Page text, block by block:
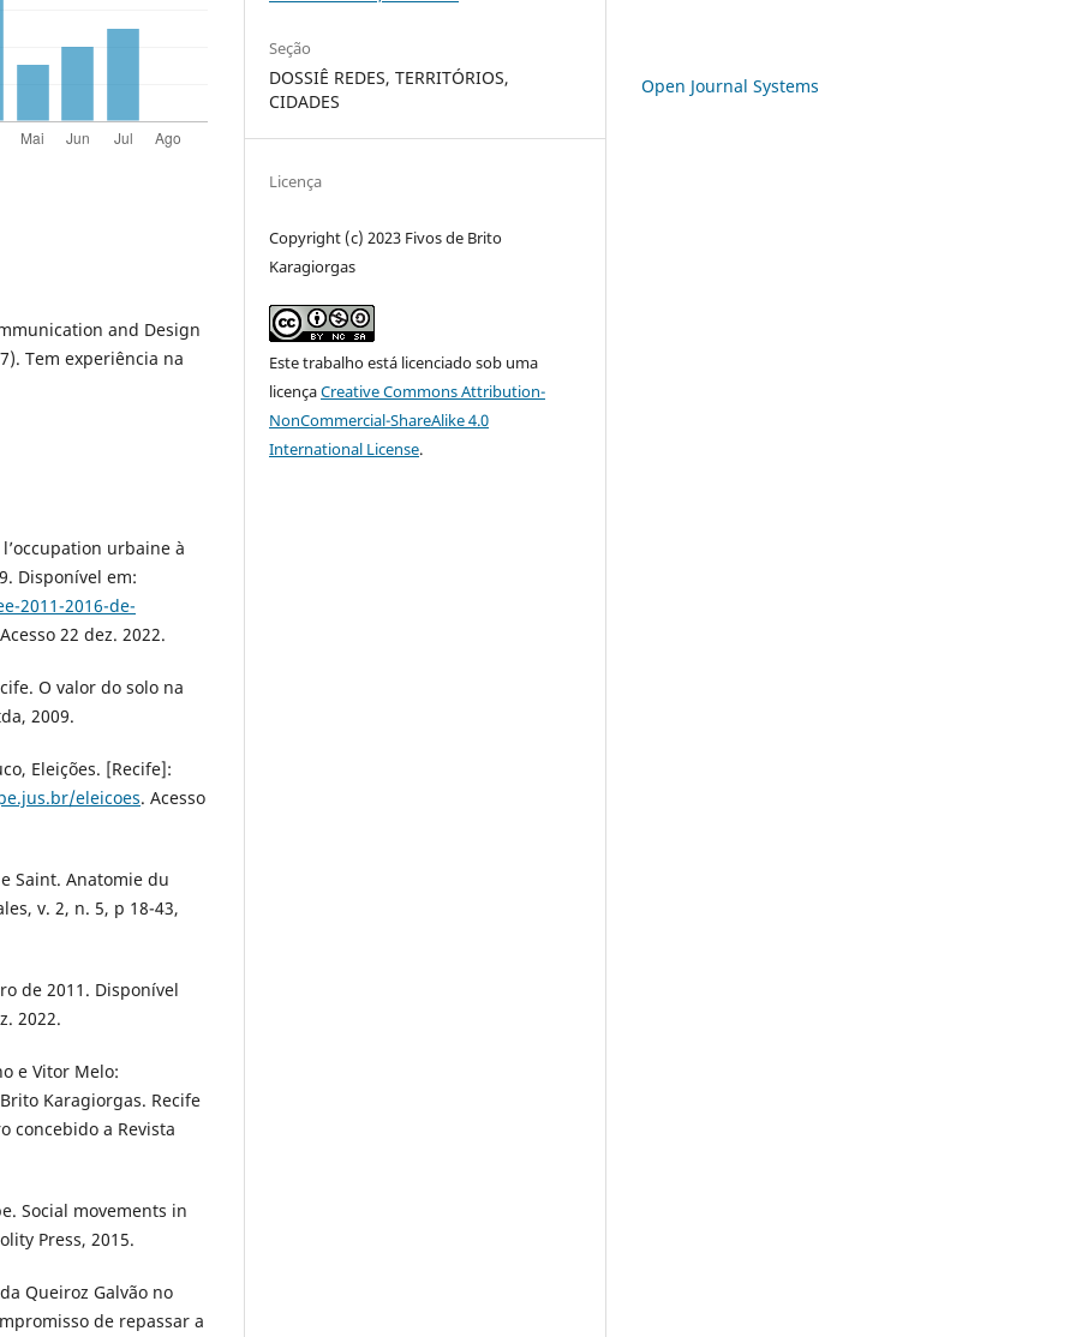
and Design
Tem experiência na
l’occupation urbaine à
Disponível em:
2011-2016-de-
22 dez. 2022.
O valor do solo na
2009.
Eleições. [Recife]:
eleicoes. Acesso
Saint. Anatomie du
v. 2, n. 5, p 18-43,
de 2011. Disponível
2022.
e Vitor Melo:
Karagiorgas. Recife
concebido a Revista
Social movements in
Press, 2015.
Queiroz Galvão no
de repassar a
Seção
DOSSIÊ REDES, TERRITÓRIOS,
CIDADES
Licença
Copyright (c) 2023 Fivos de Brito
Karagiorgas
Este trabalho está licenciado sob uma
licençaCreative Commons Attribution-
NonCommercial-ShareAlike 4.0
International License.
Open Journal Systems